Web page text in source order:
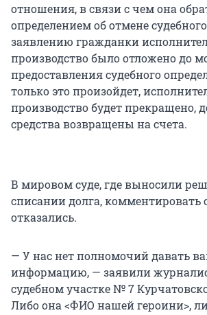
отношения, в связи с чем она
определением об отмене
заявлению гражданки
производство было отложено до
предоставления судебного
только это произойдет,
производство будет прекращено,
средства возвращены на счета.
В мировом суде, где выносили
списании долга, комментировать
отказались.
— У нас нет полномочий давать
информацию, — заявили
судебном участке № 7
Либо она <ФИО нашей героини>,